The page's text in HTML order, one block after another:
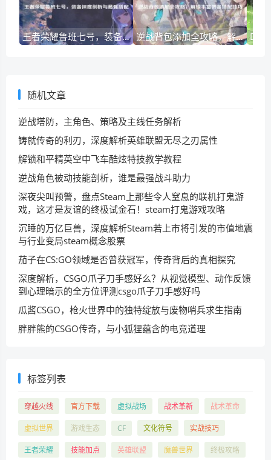
王者荣耀鲁班七号，装备深度剖析与最强搭配 逆战背包添加全攻略，解锁丰富装备搭配技巧
随机文章
逆战塔防，主角色、策略及主线任务解析
铸就传奇的利刃，深度解析英雄联盟无尽之刃属性
解锁和平精英空中飞车酷炫特技教学教程
逆战角色被动技能剖析，谁是最强战斗助力
深夜尖叫预警，盘点Steam上那些令人窒息的联机打鬼游
戏，这才是友谊的终极试金石！steam打鬼游戏攻略
沉睡的万亿巨兽，深度解析Steam若上市将引发的市值地震
与行业变局steam概念股票
茄子在CS:GO领域是否曾获冠军，传奇背后的真相探究
深度解析，CSGO爪子刀手感好么？从视觉模型、动作反馈
到心理暗示的全方位评测csgo爪子刀手感好吗
瓜酱CSGO，枪火世界中的独特绽放与废物哨兵求生指南
胖胖熊的CSGO传奇，与小狐狸蕴含的电竞道理
标签列表
穿越火线 官方下载 虚拟战场 战术革新 战术革命
虚拟世界 游戏生态 CF 文化符号 实战技巧
王者荣耀 技能加点 英雄联盟 魔兽世界 终极攻略